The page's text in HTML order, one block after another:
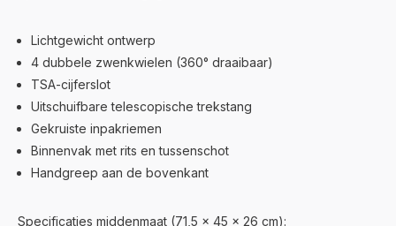
Lichtgewicht ontwerp
4 dubbele zwenkwielen (360° draaibaar)
TSA-cijferslot
Uitschuifbare telescopische trekstang
Gekruiste inpakriemen
Binnenvak met rits en tussenschot
Handgreep aan de bovenkant
Specificaties middenmaat (71,5 x 45 x 26 cm):